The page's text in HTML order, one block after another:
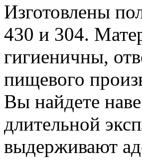
Изготовлены
430 и 304.
гигиеничны,
пищевого
Вы найдете
длительной
выдерживают